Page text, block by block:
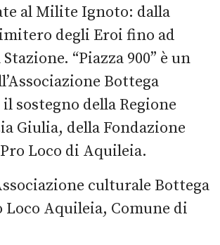
al Milite Ignoto: dalla
degli Eroi fino ad
“Piazza 900” è un
Bottega
sostegno della Regione
Giulia, della Fondazione
Loco di Aquileia.
culturale Bottega
Loco Aquileia, Comune di